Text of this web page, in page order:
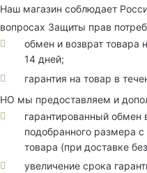
Наш магазин соблюдает
вопросах Защиты прав
обмен и возврат товара
14 дней;
гарантия на товар в
НО мы предоставляем и
гарантированный обмен
подобранного размера
товара (при доставке
увеличение срока